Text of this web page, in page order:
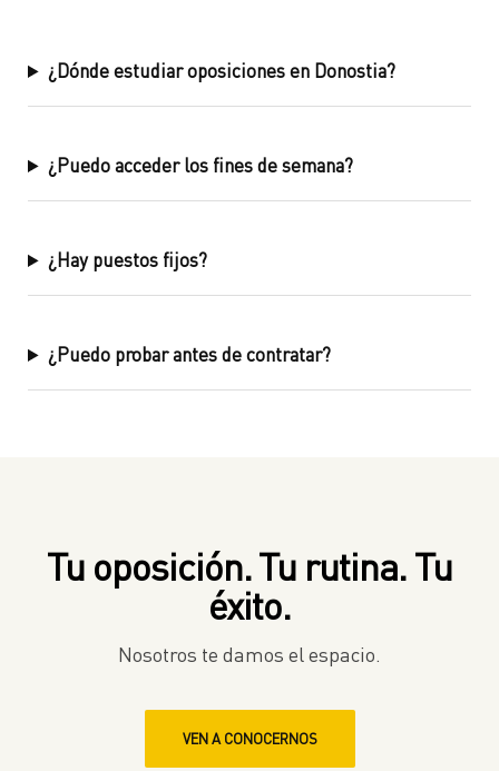
¿Dónde estudiar oposiciones en Donostia?
¿Puedo acceder los fines de semana?
¿Hay puestos fijos?
¿Puedo probar antes de contratar?
Tu oposición. Tu rutina. Tu
éxito.
Nosotros te damos el espacio.
VEN A CONOCERNOS